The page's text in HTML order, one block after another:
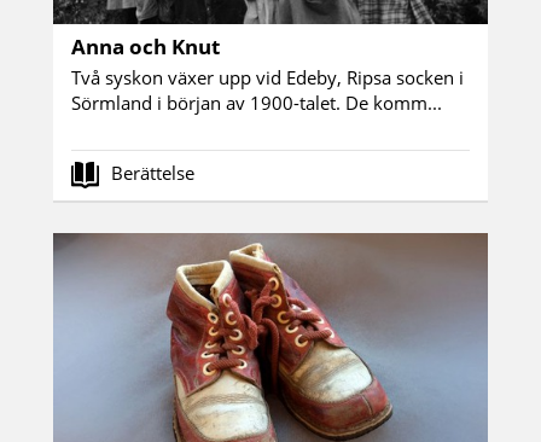
Anna och Knut
Två syskon växer upp vid Edeby, Ripsa socken i
Sörmland i början av 1900-talet. De komm...
Berättelse